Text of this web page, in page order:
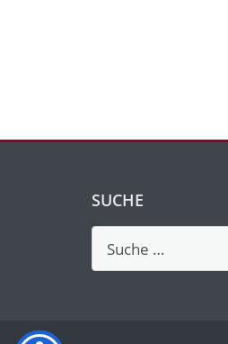
SUCHE